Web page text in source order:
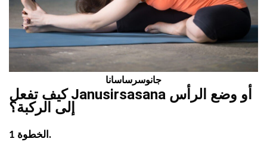
جانوسرساسانا
كيف تفعل Janusirsasana أو وضع الرأس
إلى الركبة؟
الخطوة 1.